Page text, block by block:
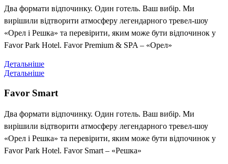
Два формати відпочинку. Один готель. Ваш вибір. Ми
вирішили відтворити атмосферу легендарного тревел-шоу
«Орел і Решка» та перевірити, яким може бути відпочинок у
Favor Park Hotel. Favor Premium & SPA – «Орел»
Детальніше
Детальніше
Favor Smart
Два формати відпочинку. Один готель. Ваш вибір. Ми
вирішили відтворити атмосферу легендарного тревел-шоу
«Орел і Решка» та перевірити, яким може бути відпочинок у
Favor Park Hotel. Favor Smart – «Решка»